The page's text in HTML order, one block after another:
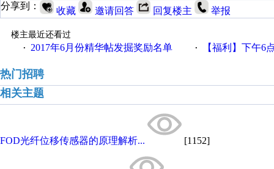
分享到： 收藏 邀请回答 回复楼主 举报
楼主最近还看过
·
2017年6月份精华帖发掘奖励名单 · 【福利】下午6点论坛大
热门招聘
相关主题
FOD光纤位移传感器的原理解析... [1152]